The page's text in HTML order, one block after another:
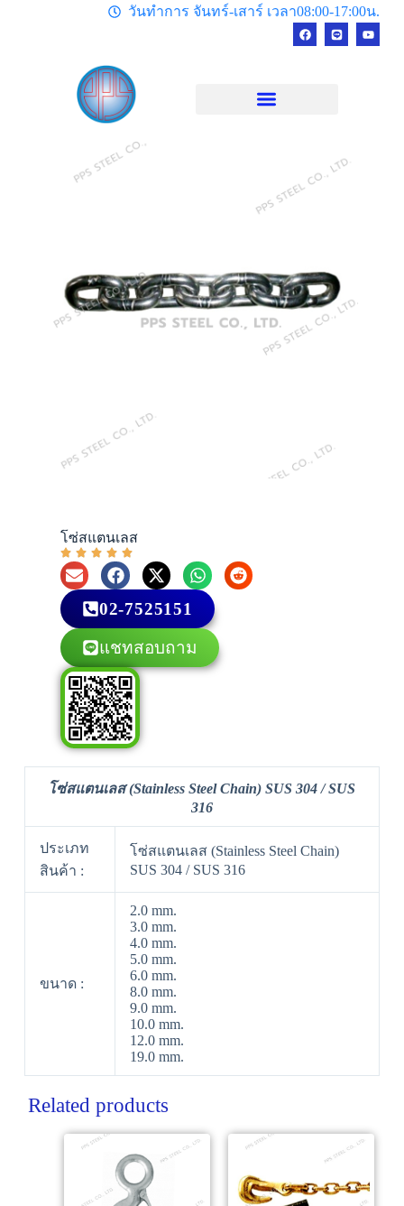
วันทำการ จันทร์-เสาร์ เวลา08:00-17:00น.
โซ่สแตนเลส
02-7525151
แชทสอบถาม
โซ่สแตนเลส (Stainless Steel Chain) SUS 304 / SUS
316
ประเภท
สินค้า :
โซ่สแตนเลส (Stainless Steel Chain)
SUS 304 / SUS 316
ขนาด :
2.0 mm.
3.0 mm.
4.0 mm.
5.0 mm.
6.0 mm.
8.0 mm.
9.0 mm.
10.0 mm.
12.0 mm.
19.0 mm.
Related products